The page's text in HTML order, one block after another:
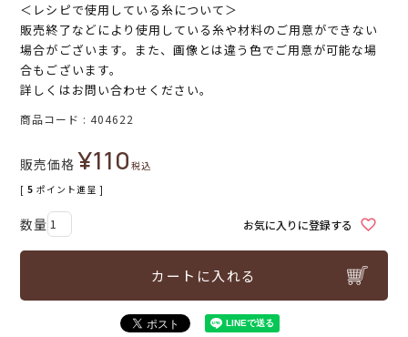
＜レシピで使用している糸について＞
販売終了などにより使用している糸や材料のご用意ができない
場合がございます。また、画像とは違う色でご用意が可能な場
合もございます。
詳しくはお問い合わせください。
商品コード 404622
販売価格 ¥110税込
[ 5 ポイント進呈 ]
お気に入りに登録する
カートに入れる